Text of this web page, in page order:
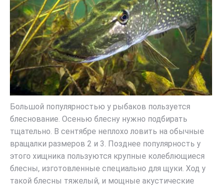
Большой популярностью у рыбаков пользуется
блеснование. Осенью блесну нужно подбирать
тщательно. В сентябре неплохо ловить на обычные
вращалки размеров 2 и 3. Позднее популярность у
этого хищника пользуются крупные колеблющиеся
блесны, изготовленные специально для щуки. Ход у
такой блесны тяжелый, и мощные акустические